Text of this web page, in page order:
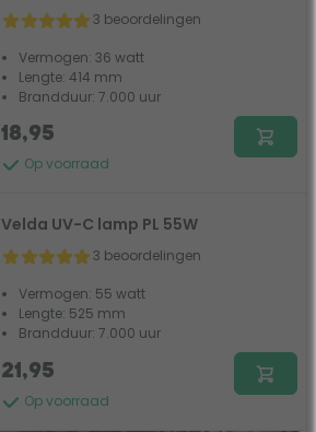
3 beoordelingen
Vermogen: 36 watt
Lengte: 414 mm
Brandduur: 7.000 uur
Op voorraad
18,95
Velda UV-C lamp PL 55W
3 beoordelingen
Vermogen: 55 watt
Lengte: 525 mm
Brandduur: 7.000 uur
Op voorraad
21,95